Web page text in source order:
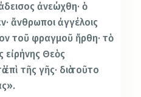
ἀνεώχθη· ὁ
ἄνθρωποι ἀγγέλοις
τοῦ φραγμοῦ ἤρθη· τὸ
εἰρήνης Θεὸς
ἐπὶ τῆς γῆς· διὰ τοῦτο